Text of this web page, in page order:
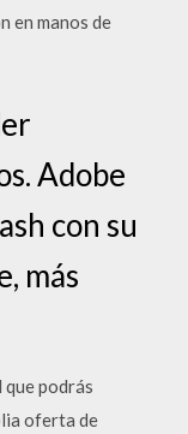
en manos de
Adobe
con su
más
podrás
oferta de